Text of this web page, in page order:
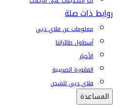
روابط ذات صلة
معلومات عن فلاي دبي
أسطول طائراتنا
الأخبار
الفاتورة الضريبية
فلاي دبي للشحن
المساعدة